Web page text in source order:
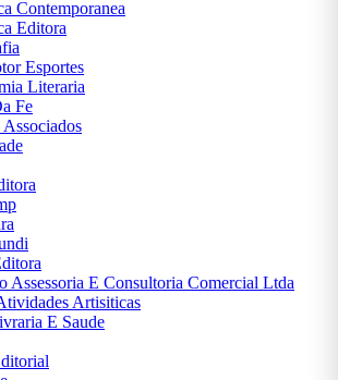
Contemporanea
Editora
Esportes
Literaria
Fe
Assessoria E Consultoria Comercial Ltda
Artisiticas
E Saude